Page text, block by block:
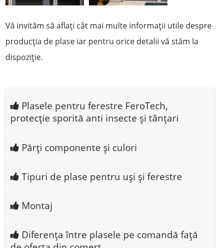
Vă invităm să aflați cât mai multe informații utile despre
producția de plase iar pentru orice detalii vă stăm la
dispoziție.
Plasele pentru ferestre FeroTech,
protecție sporită anti insecte și tânțari
Părți componente și culori
Tipuri de plase pentru uși și ferestre
Montaj
Diferența între plasele pe comandă față